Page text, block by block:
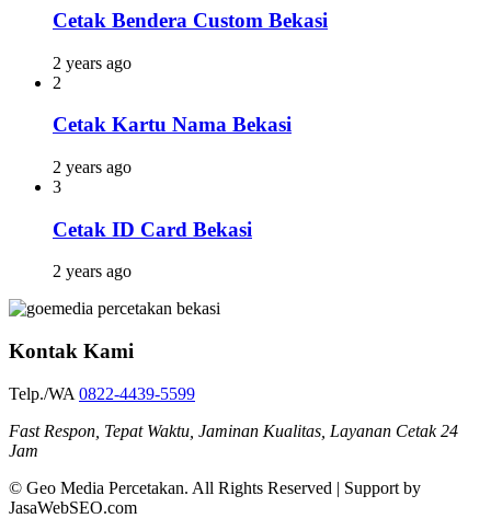
Cetak Bendera Custom Bekasi
2 years ago
2
Cetak Kartu Nama Bekasi
2 years ago
3
Cetak ID Card Bekasi
2 years ago
Kontak Kami
Telp./WA 0822-4439-5599
Fast Respon, Tepat Waktu, Jaminan Kualitas, Layanan Cetak 24
Jam
© Geo Media Percetakan. All Rights Reserved | Support by
JasaWebSEO.com